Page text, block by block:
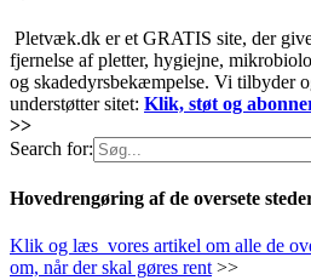
Pletvæk.dk er et GRATIS site, der
fjernelse af pletter, hygiejne,
og skadedyrsbekæmpelse. Vi tilbyder
understøtter sitet: Klik, støt og
>>
Search for:
Hovedrengøring af de oversete
Klik og læs vores artikel om alle de
om, når der skal gøres rent >>